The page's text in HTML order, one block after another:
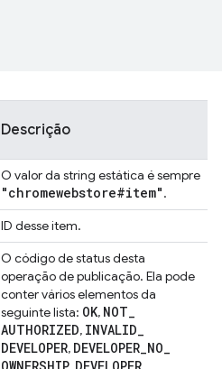
Descrição
O valor da string estática é sempre
"chromewebstore#item".
ID desse item.
O código de status desta
operação de publicação. Ela pode
conter vários elementos da
seguinte lista: OK, NOT_
AUTHORIZED, INVALID_
DEVELOPER, DEVELOPER_NO_